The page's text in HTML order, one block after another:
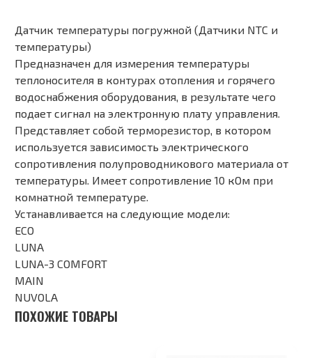
Датчик температуры погружной (Датчики NTC и
температуры)
Предназначен для измерения температуры
теплоносителя в контурах отопления и горячего
водоснабжения оборудования, в результате чего
подает сигнал на электронную плату управления.
Представляет собой терморезистор, в котором
используется зависимость электрического
сопротивления полупроводникового материала от
температуры. Имеет сопротивление 10 кОм при
комнатной температуре.
Устанавливается на следующие модели:
ECO
LUNA
LUNA-3 COMFORT
MAIN
NUVOLA
ПОХОЖИЕ ТОВАРЫ